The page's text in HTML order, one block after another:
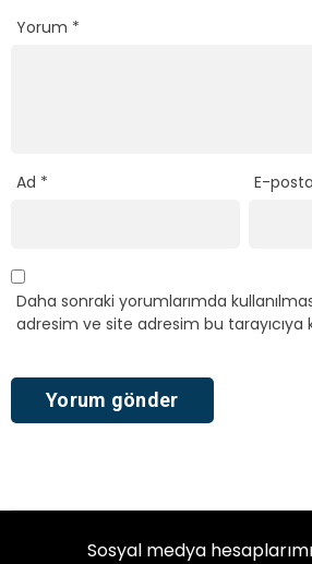
Yorum *
Ad * E-posta
Daha sonraki yorumlarımda
adresim ve site adresim bu tarayıcıya
Sosyal medya